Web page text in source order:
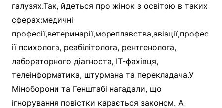
галузях.Так, йдеться про жінок з освітою в таких
сферах:медичні
професії,ветеринарії,мореплавства,авіації,профес
ії психолога, реабілітолога, рентгенолога,
лабораторного діагноста, IT-фахівця,
телеінформатика, штурмана та перекладача.У
Міноборони та Генштабі нагадали, що
ігнорування повістки карається законом. А